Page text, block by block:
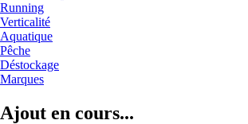
Running
Verticalité
Aquatique
Pêche
Déstockage
Marques
Ajout en cours...